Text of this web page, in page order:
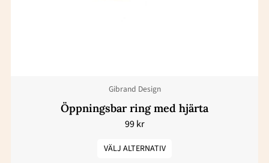
Gibrand Design
Öppningsbar ring med hjärta
99kr
VÄLJ ALTERNATIV
på
produktsidan